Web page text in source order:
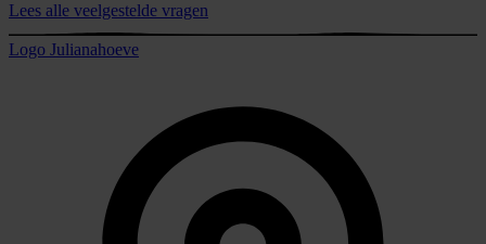
Lees alle veelgestelde vragen
Logo Julianahoeve